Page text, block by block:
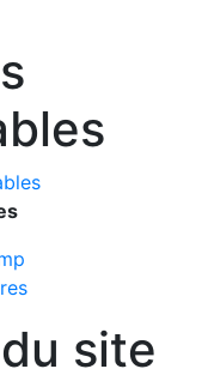
site